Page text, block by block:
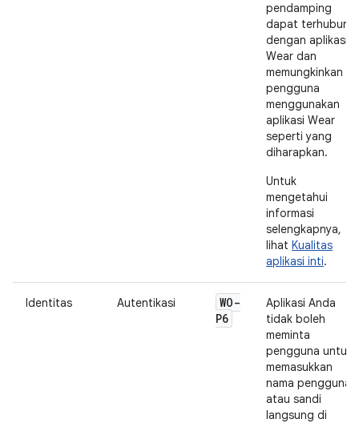
pendamping
dapat terhubung
dengan aplikasi
Wear dan
memungkinkan
pengguna
menggunakan
aplikasi Wear
seperti yang
diharapkan.
Untuk
mengetahui
informasi
selengkapnya,
lihat Kualitas
aplikasi inti.
Identitas Autentikasi
WO-
P6
Aplikasi Anda
tidak boleh
meminta
pengguna untuk
memasukkan
nama pengguna
atau sandi
langsung di